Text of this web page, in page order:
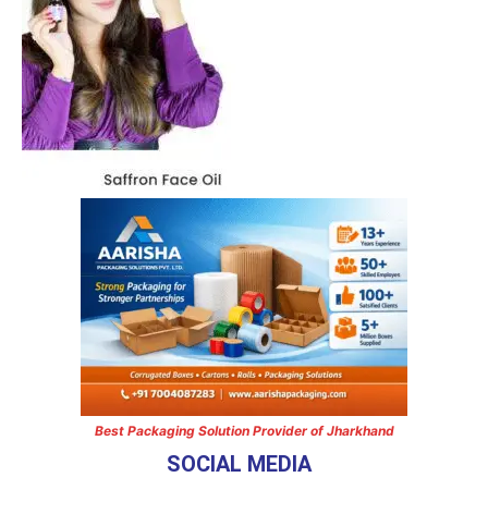
Best Packaging Solution Provider of Jharkhand
SOCIAL MEDIA